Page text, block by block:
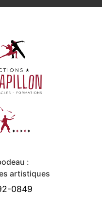
:
artistiques
0849